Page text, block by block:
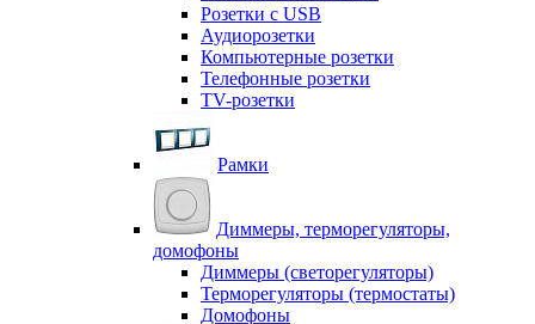
Розетки с USB
Аудиорозетки
Компьютерные розетки
Телефонные розетки
TV-розетки
Рамки
Диммеры, терморегуляторы,
домофоны
Диммеры (светорегуляторы)
Терморегуляторы (термостаты)
Домофоны